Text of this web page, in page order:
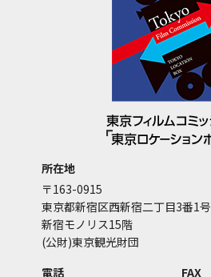
所在地
〒163-0915
東京都新宿区西新宿二丁目3番1号
新宿モノリス15階
(公財)東京観光財団
電話
FAX